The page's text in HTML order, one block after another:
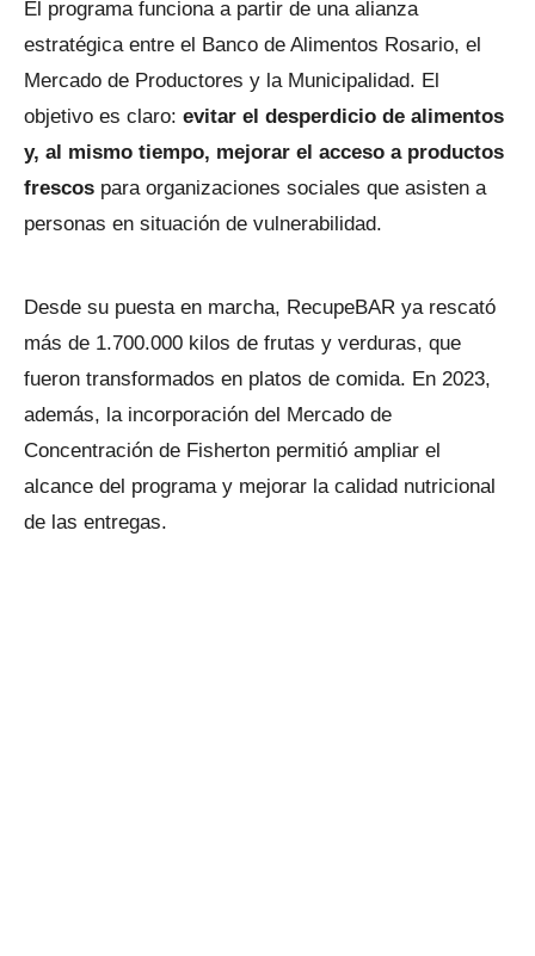
El programa funciona a partir de una alianza
estratégica entre el Banco de Alimentos Rosario, el
Mercado de Productores y la Municipalidad. El
objetivo es claro: evitar el desperdicio de alimentos
y, al mismo tiempo, mejorar el acceso a productos
frescos para organizaciones sociales que asisten a
personas en situación de vulnerabilidad.
Desde su puesta en marcha, RecupeBAR ya rescató
más de 1.700.000 kilos de frutas y verduras, que
fueron transformados en platos de comida. En 2023,
además, la incorporación del Mercado de
Concentración de Fisherton permitió ampliar el
alcance del programa y mejorar la calidad nutricional
de las entregas.